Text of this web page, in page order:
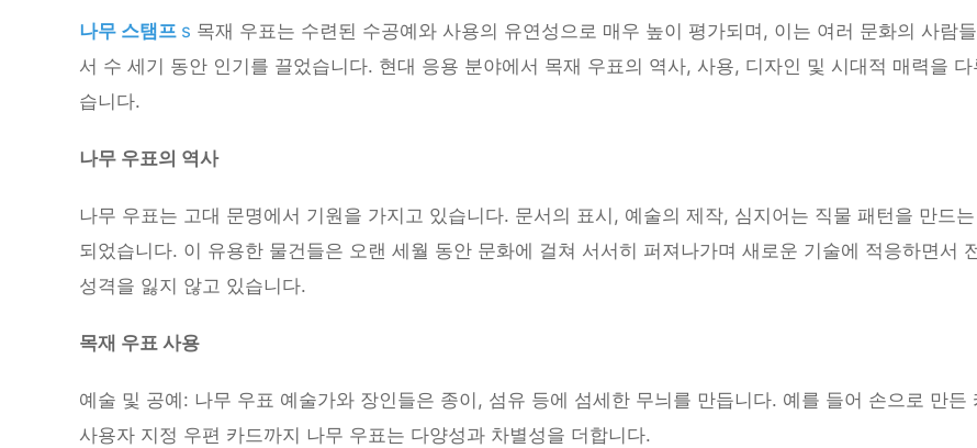
나무 스탬프 s 목재 우표는 수련된 수공예와 사용의 유연성으로 매우 높이 평가되며, 이는 여러 문화의 사람
서 수 세기 동안 인기를 끌었습니다. 현대 응용 분야에서 목재 우표의 역사, 사용, 디자인 및 시대적 매력을 다
습니다.
나무 우표의 역사
나무 우표는 고대 문명에서 기원을 가지고 있습니다. 문서의 표시, 예술의 제작, 심지어는 직물 패턴을 만드
되었습니다. 이 유용한 물건들은 오랜 세월 동안 문화에 걸쳐 서서히 퍼져나가며 새로운 기술에 적응하면서
성격을 잃지 않고 있습니다.
목재 우표 사용
예술 및 공예: 나무 우표 예술가와 장인들은 종이, 섬유 등에 섬세한 무늬를 만듭니다. 예를 들어 손으로 만든
사용자 지정 우편 카드까지 나무 우표는 다양성과 차별성을 더합니다.